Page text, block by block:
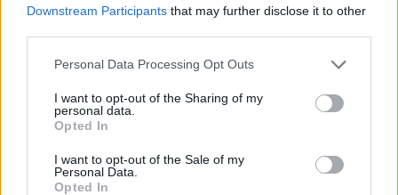
Downstream Participants that may further disclose it to other
Personal Data Processing Opt Outs
I want to opt-out of the Sharing of my
personal data.
Opted In
I want to opt-out of the Sale of my
Personal Data.
Opted In
Portfolio.hu teljes cikkarchívum
Kötéslisták: BÉT elmúlt 2 év napon belüli